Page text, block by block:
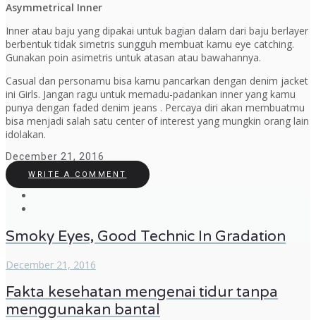
Asymmetrical Inner
Inner atau baju yang dipakai untuk bagian dalam dari baju berlayer
berbentuk tidak simetris sungguh membuat kamu eye catching.
Gunakan poin asimetris untuk atasan atau bawahannya.
Casual dan personamu bisa kamu pancarkan dengan denim jacket
ini Girls. Jangan ragu untuk memadu-padankan inner yang kamu
punya dengan faded denim jeans . Percaya diri akan membuatmu
bisa menjadi salah satu center of interest yang mungkin orang lain
idolakan.
December 21, 2016
WRITE A COMMENT
Smoky Eyes, Good Technic In Gradation
December 21, 2016
Fakta kesehatan mengenai tidur tanpa
menggunakan bantal